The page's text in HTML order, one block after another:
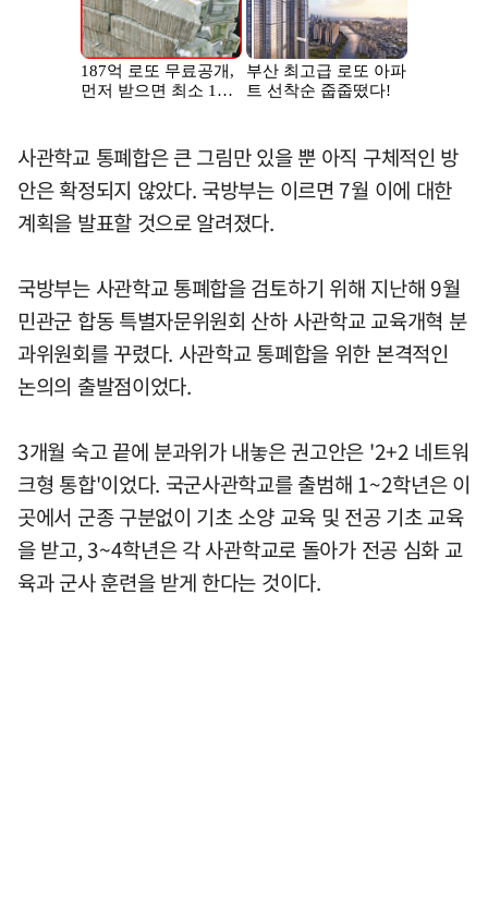
사관학교 통폐합은 큰 그림만 있을 뿐 아직 구체적인 방
안은 확정되지 않았다. 국방부는 이르면 7월 이에 대한
계획을 발표할 것으로 알려졌다.
국방부는 사관학교 통폐합을 검토하기 위해 지난해 9월
민관군 합동 특별자문위원회 산하 사관학교 교육개혁 분
과위원회를 꾸렸다. 사관학교 통폐합을 위한 본격적인
논의의 출발점이었다.
3개월 숙고 끝에 분과위가 내놓은 권고안은 '2+2 네트워
크형 통합'이었다. 국군사관학교를 출범해 1~2학년은 이
곳에서 군종 구분없이 기초 소양 교육 및 전공 기초 교육
을 받고, 3~4학년은 각 사관학교로 돌아가 전공 심화 교
육과 군사 훈련을 받게 한다는 것이다.